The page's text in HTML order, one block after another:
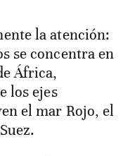
la atención:
se concentra en
África,
los ejes
el mar Rojo, el